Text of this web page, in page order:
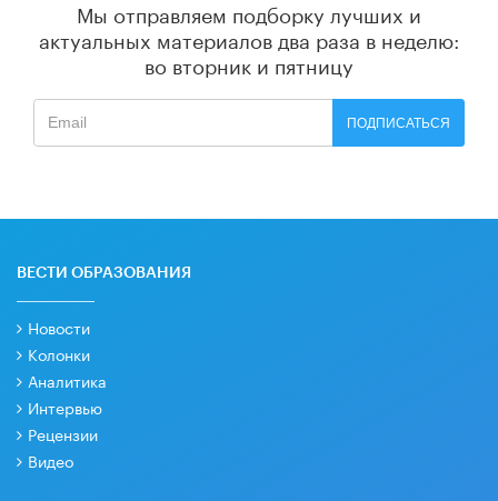
Мы отправляем подборку лучших и
актуальных материалов два раза в неделю:
во вторник и пятницу
ПОДПИСАТЬСЯ
ВЕСТИ ОБРАЗОВАНИЯ
Новости
Колонки
Аналитика
Интервью
Рецензии
Видео